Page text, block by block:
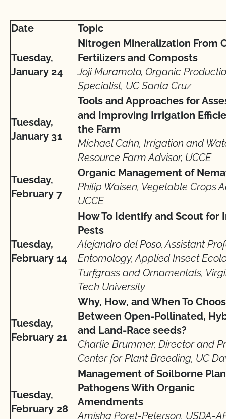
Date Topic
Tuesday,
January 24
Nitrogen Mineralization From
Fertilizers and Composts
Joji Muramoto, Organic
Specialist, UC Santa Cruz
Tuesday,
January 31
Tools and Approaches for
and Improving Irrigation
the Farm
Michael Cahn, Irrigation and
Resource Farm Advisor, UCCE
Tuesday,
February 7
Organic Management of
Philip Waisen, Vegetable Crops
UCCE
Tuesday,
February 14
How To Identify and Scout for
Pests
Alejandro del Poso, Assistant
Entomology, Applied Insect
Turfgrass and Ornamentals,
Tech University
Tuesday,
February 21
Why, How, and When To
Between Open-Pollinated,
and Land-Race seeds?
Charlie Brummer, Director and
Center for Plant Breeding, UC
Tuesday,
February 28
Management of Soilborne
Pathogens With Organic
Amendments
Amisha Poret-Peterson, USDA-